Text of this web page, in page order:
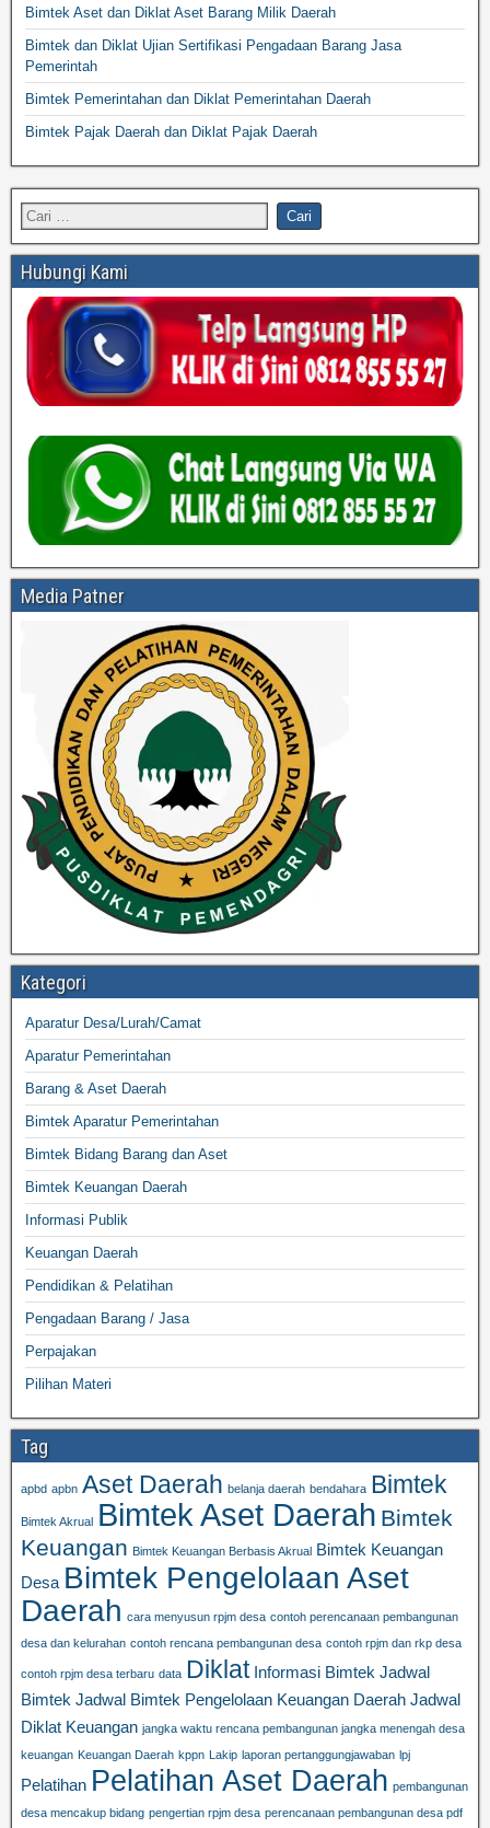
Bimtek Aset dan Diklat Aset Barang Milik Daerah
Bimtek dan Diklat Ujian Sertifikasi Pengadaan Barang Jasa
Pemerintah
Bimtek Pemerintahan dan Diklat Pemerintahan Daerah
Bimtek Pajak Daerah dan Diklat Pajak Daerah
Hubungi Kami
Media Patner
Kategori
Aparatur Desa/Lurah/Camat
Aparatur Pemerintahan
Barang & Aset Daerah
Bimtek Aparatur Pemerintahan
Bimtek Bidang Barang dan Aset
Bimtek Keuangan Daerah
Informasi Publik
Keuangan Daerah
Pendidikan & Pelatihan
Pengadaan Barang / Jasa
Perpajakan
Pilihan Materi
Tag
apbd apbn Aset Daerah belanja daerah bendahara Bimtek
Bimtek Akrual Bimtek Aset Daerah Bimtek
Keuangan Bimtek Keuangan Berbasis Akrual Bimtek Keuangan
Desa Bimtek Pengelolaan Aset
Daerah cara menyusun rpjm desa contoh perencanaan pembangunan
desa dan kelurahan contoh rencana pembangunan desa contoh rpjm dan rkp desa
contoh rpjm desa terbaru data Diklat Informasi Bimtek Jadwal
Bimtek Jadwal Bimtek Pengelolaan Keuangan Daerah Jadwal
Diklat Keuangan jangka waktu rencana pembangunan jangka menengah desa
keuangan Keuangan Daerah kppn Lakip laporan pertanggungjawaban lpj
Pelatihan Pelatihan Aset Daerah pembangunan
desa mencakup bidang pengertian rpjm desa perencanaan pembangunan desa pdf